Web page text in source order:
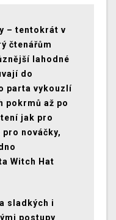
– tentokrát v
čtenářům
lahodné
do
parta vykouzlí
pokrmů až po
jak pro
nováčky,
Witch Hat
sladkých i
postupy